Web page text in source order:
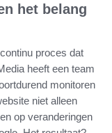
het belang
proces dat
heeft een team
monitoren
niet alleen
op veranderingen